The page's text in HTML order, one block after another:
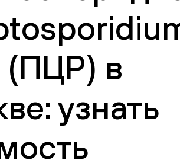
(ПЦР) в
узнать